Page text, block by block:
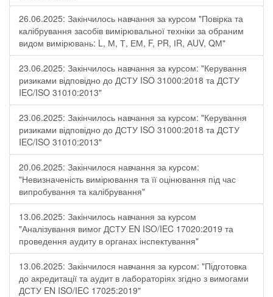
26.06.2025: Закінчилось навчання за курсом "Повірка та
калібрування засобів вимірювальної техніки за обраним
видом вимірювань: L, М, Т, ЕМ, F, РR, ІR, АUV, QМ"
23.06.2025: Закінчилось навчання за курсом: "Керування
ризиками відповідно до ДСТУ ISO 31000:2018 та ДСТУ
IEC/ISO 31010:2013"
23.06.2025: Закінчилось навчання за курсом: "Керування
ризиками відповідно до ДСТУ ISO 31000:2018 та ДСТУ
IEC/ISO 31010:2013"
20.06.2025: Закінчилося навчання за курсом:
"Невизначеність вимірювання та її оцінювання під час
випробування та калібрування"
13.06.2025: Закінчилось навчання за курсом
"Аналізування вимог ДСТУ EN ISO/IEC 17020:2019 та
проведення аудиту в органах інспектування"
13.06.2025: Закінчилося навчання за курсом: "Підготовка
до акредитації та аудит в лабораторіях згідно з вимогами
ДСТУ EN ISO/IEC 17025:2019"